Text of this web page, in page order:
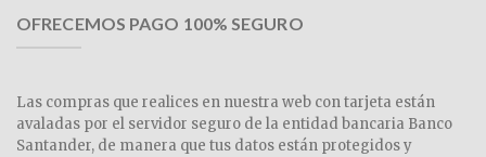
OFRECEMOS PAGO 100% SEGURO
Las compras que realices en nuestra web con tarjeta están
avaladas por el servidor seguro de la entidad bancaria Banco
Santander, de manera que tus datos están protegidos y